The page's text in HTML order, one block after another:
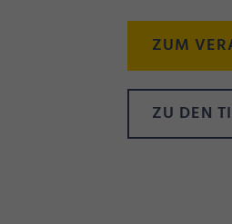
ZUM
ZU DEN